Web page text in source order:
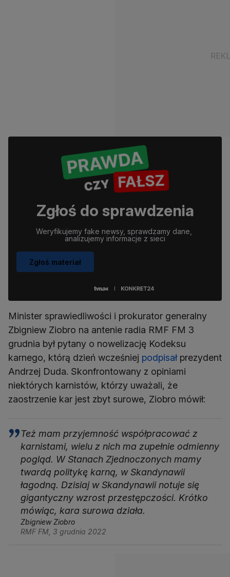
Zgłoś do sprawdzenia
Weryfikujemy fake newsy, sprawdzamy dane,
analizujemy informacje z sieci
Zgłoś materiał
Minister sprawiedliwości i prokurator generalny
Zbigniew Ziobro na antenie radia RMF FM 3
grudnia był pytany o nowelizację Kodeksu
karnego, którą dzień wcześniej podpisałprezydent
Andrzej Duda. Skonfrontowany z opiniami
niektórych karnistów, którzy uważali, że
zaostrzenie kar jest zbyt surowe, Ziobro mówił:
Też mam przyjemność współpracować z
karnistami, wielu z nich ma zupełnie odmienny
pogląd. W Stanach Zjednoczonych mamy
twardą politykę karną, w Skandynawii
łagodną. Dzisiaj w Skandynawii notuje się
gigantyczny wzrost przestępczości. Krótko
mówiąc, kara surowa działa.
Zbigniew Ziobro
RMF FM, 3 grudnia 2022